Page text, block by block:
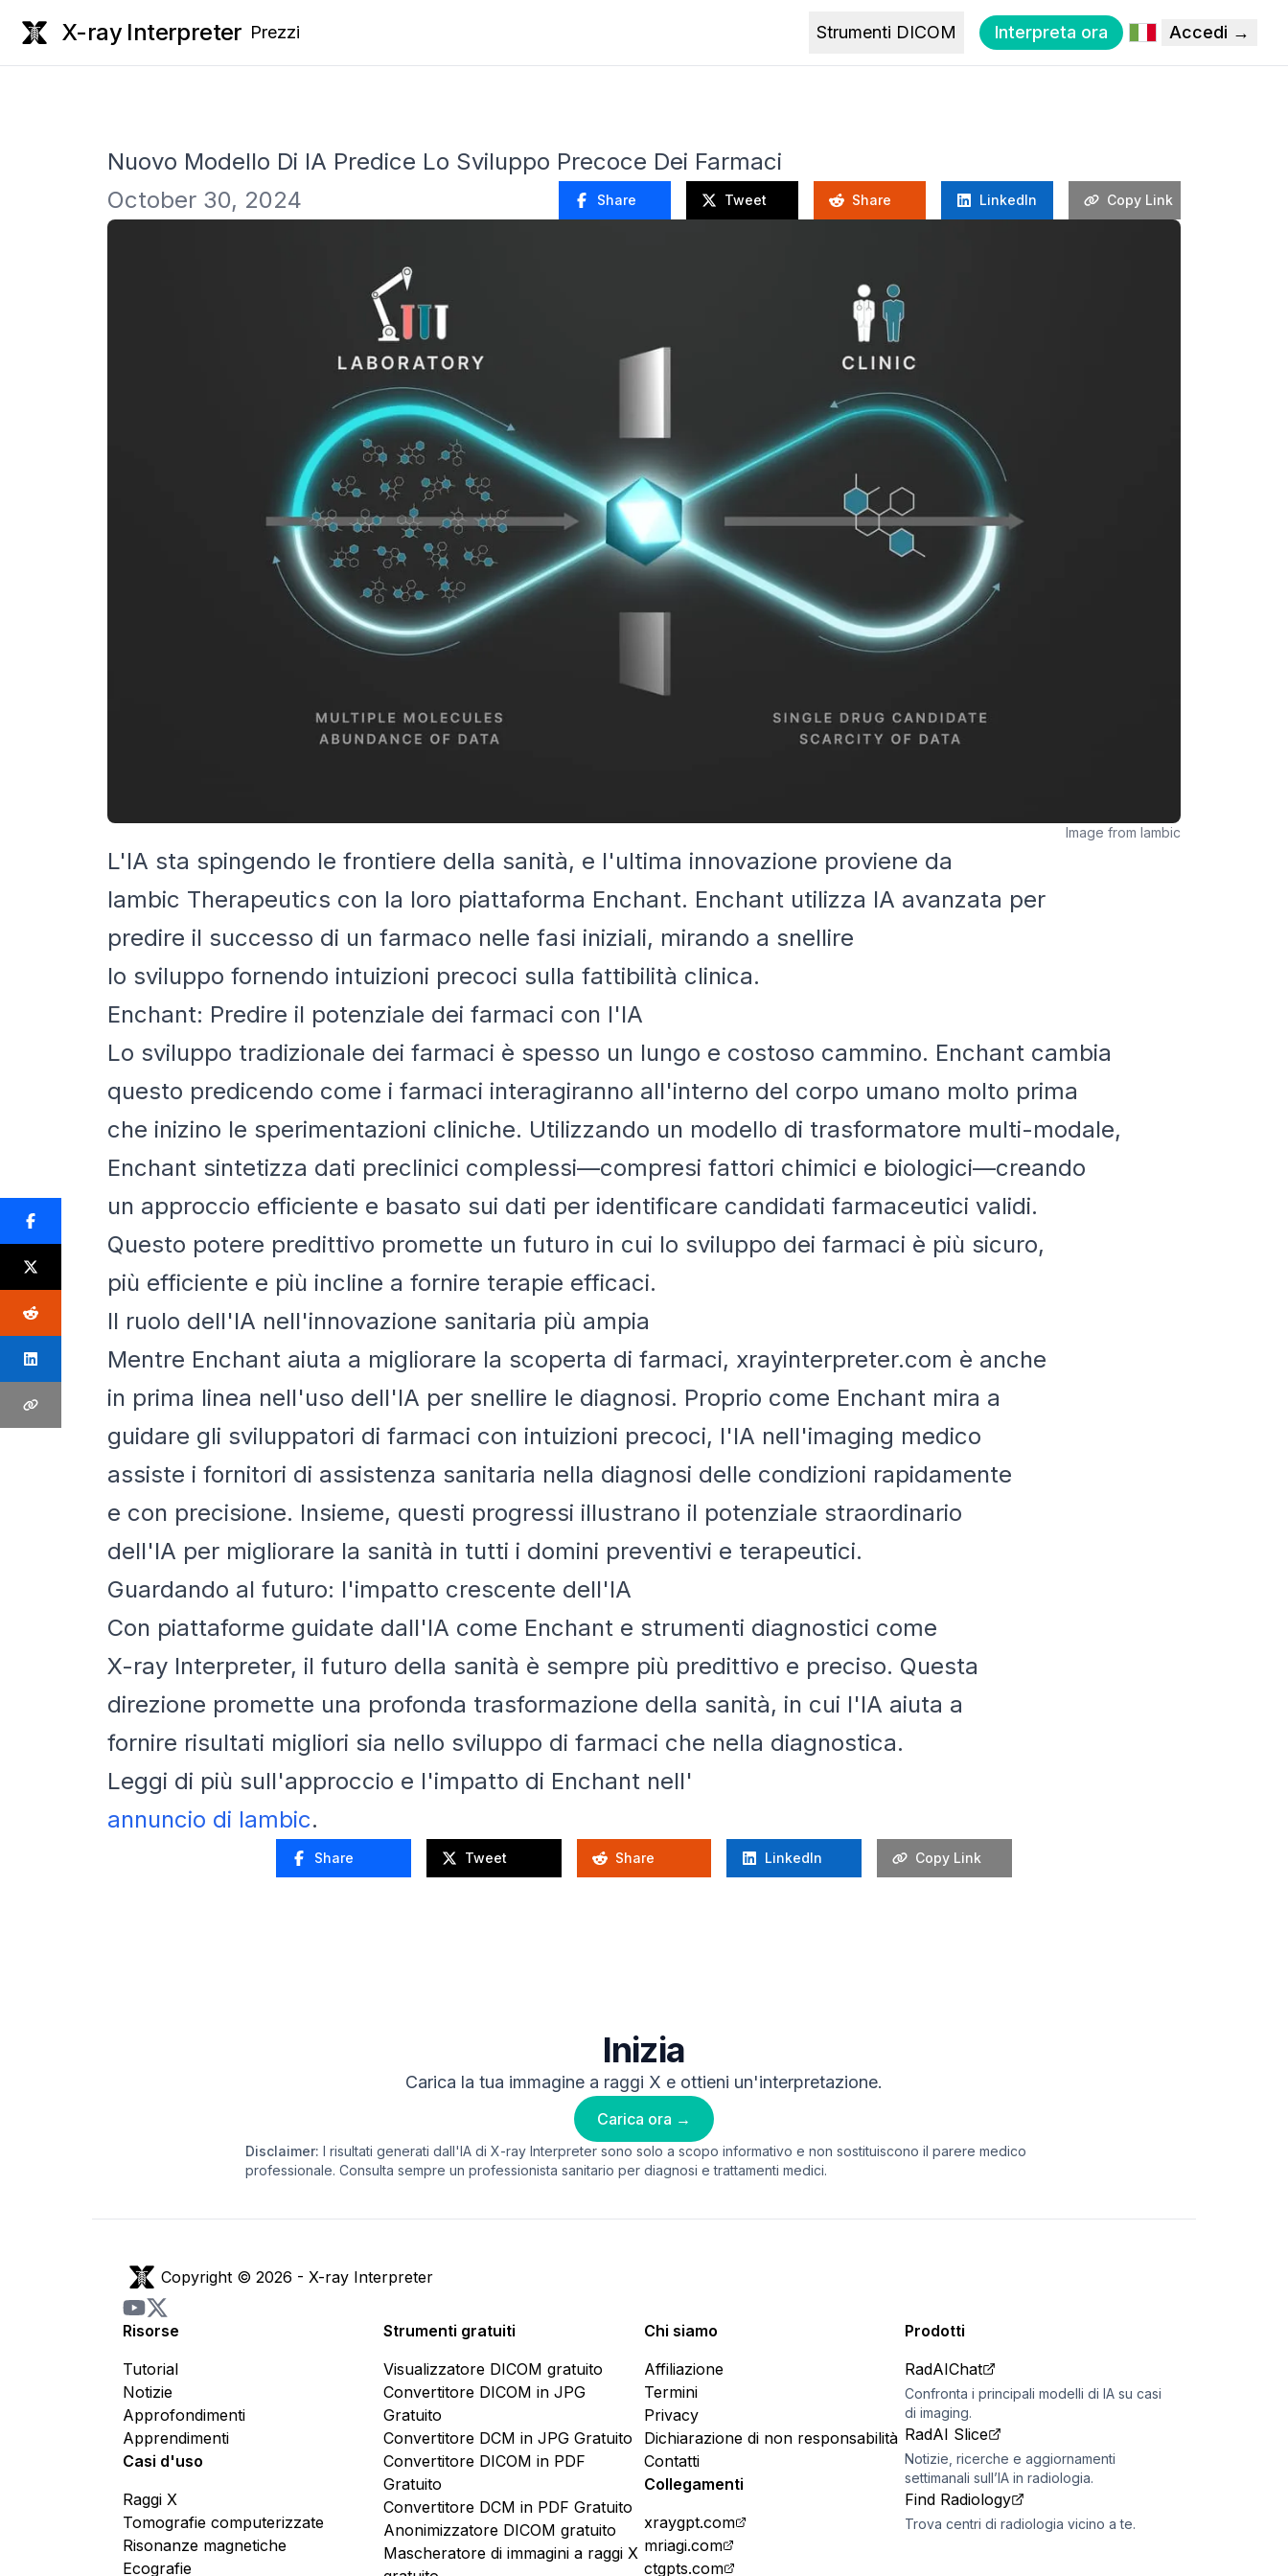
X-ray Interpreter Prezzi Strumenti DICOM Interpreta ora Accedi →
Nuovo Modello Di IA Predice Lo Sviluppo Precoce Dei Farmaci
October 30, 2024
Share Tweet Share LinkedIn Copy Link
Image from Iambic
L'IA sta spingendo le frontiere della sanità, e l'ultima innovazione proviene da
Iambic Therapeutics con la loro piattaforma Enchant. Enchant utilizza IA avanzata per
predire il successo di un farmaco nelle fasi iniziali, mirando a snellire
lo sviluppo fornendo intuizioni precoci sulla fattibilità clinica.
Enchant: Predire il potenziale dei farmaci con l'IA
Lo sviluppo tradizionale dei farmaci è spesso un lungo e costoso cammino. Enchant cambia
questo predicendo come i farmaci interagiranno all'interno del corpo umano molto prima
che inizino le sperimentazioni cliniche. Utilizzando un modello di trasformatore multi-modale,
Enchant sintetizza dati preclinici complessi—compresi fattori chimici e biologici—creando
un approccio efficiente e basato sui dati per identificare candidati farmaceutici validi.
Questo potere predittivo promette un futuro in cui lo sviluppo dei farmaci è più sicuro,
più efficiente e più incline a fornire terapie efficaci.
Il ruolo dell'IA nell'innovazione sanitaria più ampia
Mentre Enchant aiuta a migliorare la scoperta di farmaci, xrayinterpreter.com è anche
in prima linea nell'uso dell'IA per snellire le diagnosi. Proprio come Enchant mira a
guidare gli sviluppatori di farmaci con intuizioni precoci, l'IA nell'imaging medico
assiste i fornitori di assistenza sanitaria nella diagnosi delle condizioni rapidamente
e con precisione. Insieme, questi progressi illustrano il potenziale straordinario
dell'IA per migliorare la sanità in tutti i domini preventivi e terapeutici.
Guardando al futuro: l'impatto crescente dell'IA
Con piattaforme guidate dall'IA come Enchant e strumenti diagnostici come
X-ray Interpreter, il futuro della sanità è sempre più predittivo e preciso. Questa
direzione promette una profonda trasformazione della sanità, in cui l'IA aiuta a
fornire risultati migliori sia nello sviluppo di farmaci che nella diagnostica.
Leggi di più sull'approccio e l'impatto di Enchant nell'
annuncio di Iambic.
Share Tweet Share LinkedIn Copy Link
Inizia
Carica la tua immagine a raggi X e ottieni un'interpretazione.
Carica ora →
Disclaimer: I risultati generati dall'IA di X-ray Interpreter sono solo a scopo informativo e non sostituiscono il parere medico
professionale. Consulta sempre un professionista sanitario per diagnosi e trattamenti medici.
Copyright © 2026 - X-ray Interpreter
Risorse
Approfondimenti
Apprendimenti
Notizie
Tutorial
Casi d'uso
Tomografie computerizzate
Risonanze magnetiche
Ecografie
Raggi X
Strumenti gratuiti
Visualizzatore DICOM gratuito
Convertitore DICOM in JPG
Gratuito
Convertitore DCM in JPG Gratuito
Convertitore DICOM in PDF
Gratuito
Convertitore DCM in PDF Gratuito
Anonimizzatore DICOM gratuito
Mascheratore di immagini a raggi X
Chi siamo
Affiliazione
Termini
Privacy
Dichiarazione di non responsabilità
Contatti
Collegamenti
xraygpt.com
mriagi.com
ctgpts.com
Prodotti
RadAIChat
Confronta i principali modelli di IA su casi
di imaging.
RadAI Slice
Notizie, ricerche e aggiornamenti
settimanali sull’IA in radiologia.
Find Radiology
Trova centri di radiologia vicino a te.